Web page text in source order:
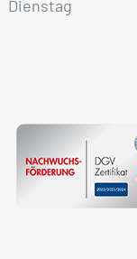
Dienstag